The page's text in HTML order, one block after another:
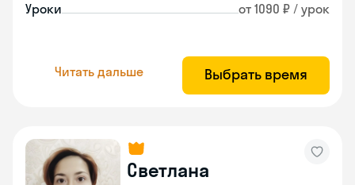
Уроки от 1090 ₽ / урок
Читать дальше Выбрать время
Светлана